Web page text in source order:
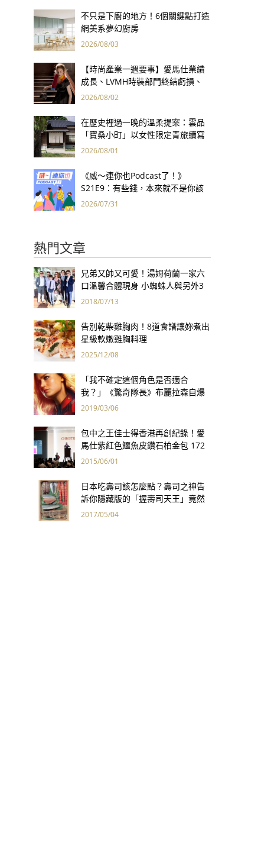
不只是下廚的地方！6個關鍵點打造
網美系夢幻廚房
2026/08/03
【時尚產業一週要事】愛馬仕業績
成長、LVMH時裝部門終結虧損、
Kering轉型策略初現成效、Prada
2026/08/02
在歷史裡過一晚的溫柔提案：雲品
「寶桑小町」以女性限定青旅續寫
台東老屋記憶
2026/08/01
《威～連你也Podcast了！》
S21E9：有些錢，本來就不是你該
賺的——讀《一個投機者的告白》
2026/07/31
熱門文章
兄弟又帥又可愛！湯姆荷蘭一家六
口溫馨合體現身 小蜘蛛人與另外3
個弟弟感情超好！
2018/07/13
告別乾柴雞胸肉！8道食譜讓妳煮出
星級軟嫩雞胸料理
2025/12/08
「我不確定這個角色是否適合
我？」《驚奇隊長》布麗拉森自爆
原本不想當超級英雄
2019/03/06
包中之王佳士得香港再創紀錄！愛
馬仕紫紅色鱷魚皮鑽石柏金包 172
萬港幣創全球手袋拍賣最高價
2015/06/01
日本吃壽司該怎麼點？壽司之神告
訴你隱藏版的「握壽司天王」竟然
是它！
2017/05/04